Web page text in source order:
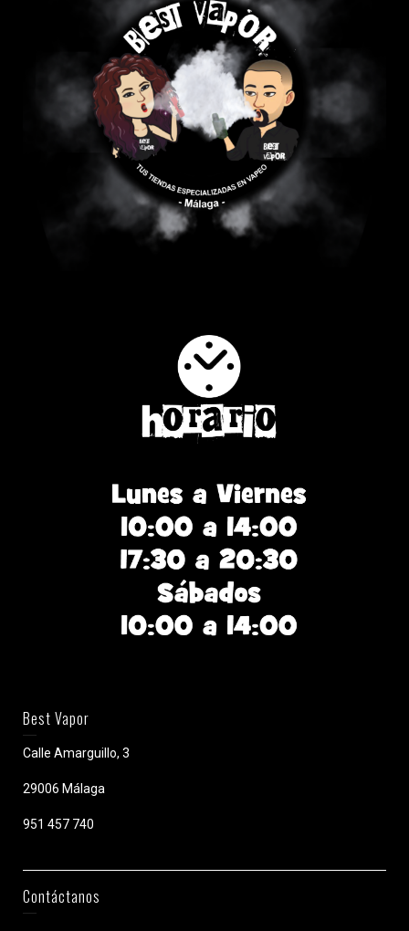
Best Vapor
Calle Amarguillo, 3
29006 Málaga
951 457 740
Contáctanos